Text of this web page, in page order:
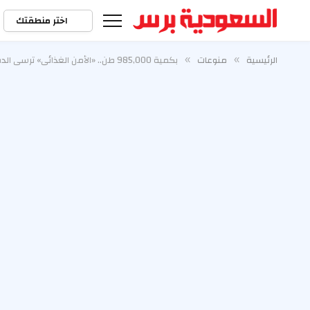
اختر منطقتك
الرئيسية » منوعات » بكمية 985,000 طن.. «الأمن الغذائي» ترسي الدفعة الثالثة من القمح المستورد هذا العام